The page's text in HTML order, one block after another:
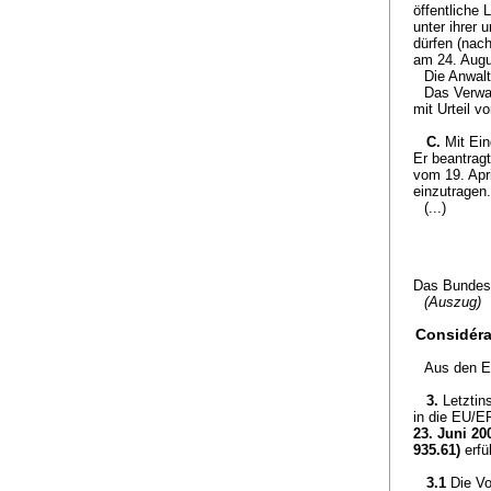
öffentliche
unter ihrer
dürfen
am 24.
Die
Das
mit Urteil
C. Mit
Er
vom 19.
einzutragen.
(...)
Das
(Auszug)
Aus den
3.
in die EU/
23. Juni
935.61)
3.1 Die